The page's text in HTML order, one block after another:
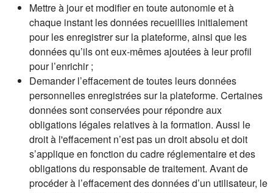
Mettre à jour et modifier en toute autonomie et à
chaque instant les données recueillies initialement
pour les enregistrer sur la plateforme, ainsi que les
données qu’ils ont eux-mêmes ajoutées à leur profil
pour l’enrichir ;
Demander l’effacement de toutes leurs données
personnelles enregistrées sur la plateforme. Certaines
données sont conservées pour répondre aux
obligations légales relatives à la formation. Aussi le
droit à l'effacement n’est pas un droit absolu et doit
s’applique en fonction du cadre réglementaire et des
obligations du responsable de traitement. Avant de
procéder à l’effacement des données d’un utilisateur, le